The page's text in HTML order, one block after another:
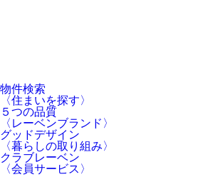
物件検索
〈住まいを探す〉
５つの品質
〈レーベンブランド〉
グッドデザイン
〈暮らしの取り組み〉
クラブレーベン
〈会員サービス〉